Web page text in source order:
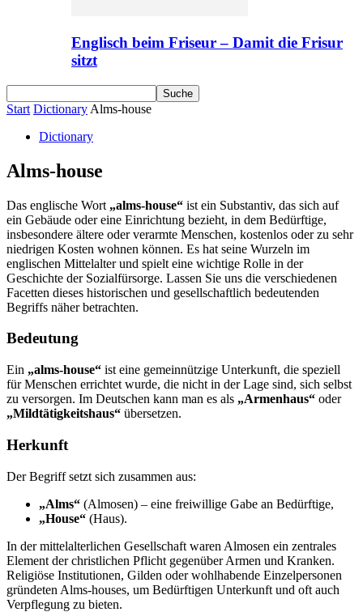
Englisch beim Friseur – Damit die Frisur
sitzt
Start Dictionary Alms-house
Dictionary
Alms-house
Das englische Wort „alms-house“ ist ein Substantiv, das sich auf
ein Gebäude oder eine Einrichtung bezieht, in dem Bedürftige,
insbesondere ältere oder verarmte Menschen, kostenlos oder zu sehr
niedrigen Kosten wohnen können. Es hat seine Wurzeln im
englischen Mittelalter und spielt eine wichtige Rolle in der
Geschichte der Sozialfürsorge. Lassen Sie uns die verschiedenen
Facetten dieses historischen und gesellschaftlich bedeutenden
Begriffs näher betrachten.
Bedeutung
Ein „alms-house“ ist eine gemeinnützige Unterkunft, die speziell
für Menschen errichtet wurde, die nicht in der Lage sind, sich selbst
zu versorgen. Im Deutschen kann man es als „Armenhaus“ oder
„Mildtätigkeitshaus“ übersetzen.
Herkunft
Der Begriff setzt sich zusammen aus:
„Alms“ (Almosen) – eine freiwillige Gabe an Bedürftige,
„House“ (Haus).
In der mittelalterlichen Gesellschaft waren Almosen ein zentrales
Element der christlichen Pflicht gegenüber Armen und Kranken.
Religiöse Institutionen, Gilden oder wohlhabende Einzelpersonen
gründeten Alms-houses, um Bedürftigen Unterkunft und oft auch
Verpflegung zu bieten.